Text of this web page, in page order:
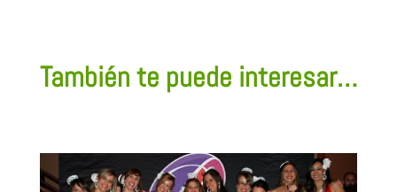
También te puede interesar…